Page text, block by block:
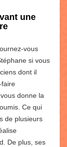
une
vous
si vous
dont il
faire
donne la
Ce qui
de plusieurs
De plus, ses